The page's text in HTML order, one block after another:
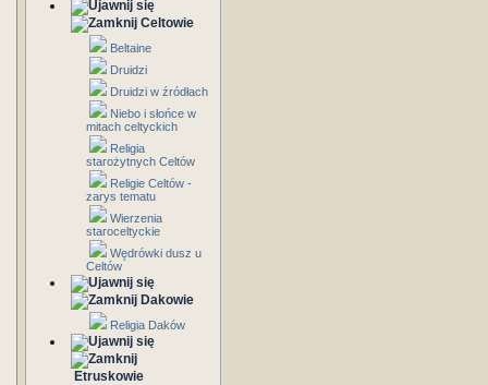
Celtowie
Beltaine
Druidzi
Druidzi w źródłach
Niebo i słońce w
mitach celtyckich
Religia
starożytnych Celtów
Religie Celtów -
zarys tematu
Wierzenia
staroceltyckie
Wędrówki dusz u
Celtów
Dakowie
Religia Daków
Etruskowie